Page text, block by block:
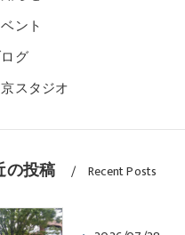
ント
グ
スタジオ
の投稿 Recent Posts